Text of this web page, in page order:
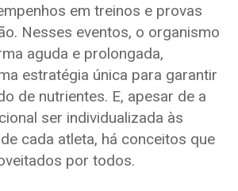
em treinos e provas
Nesses eventos, o organismo
aguda e prolongada,
estratégia única para garantir
de nutrientes. E, apesar de a
ser individualizada às
cada atleta, há conceitos que
por todos.